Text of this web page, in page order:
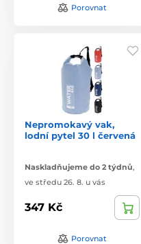
Porovnat
Nepromokavý vak,
lodní pytel 30 l červená
Naskladňujeme do 2 týdnů,
ve středu 26. 8. u vás
347 Kč
Porovnat